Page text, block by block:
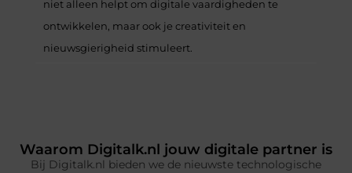
niet alleen helpt om digitale vaardigheden te
ontwikkelen, maar ook je creativiteit en
nieuwsgierigheid stimuleert.
Waarom Digitalk.nl jouw digitale partner is
Bij Digitalk.nl bieden we de nieuwste technologische